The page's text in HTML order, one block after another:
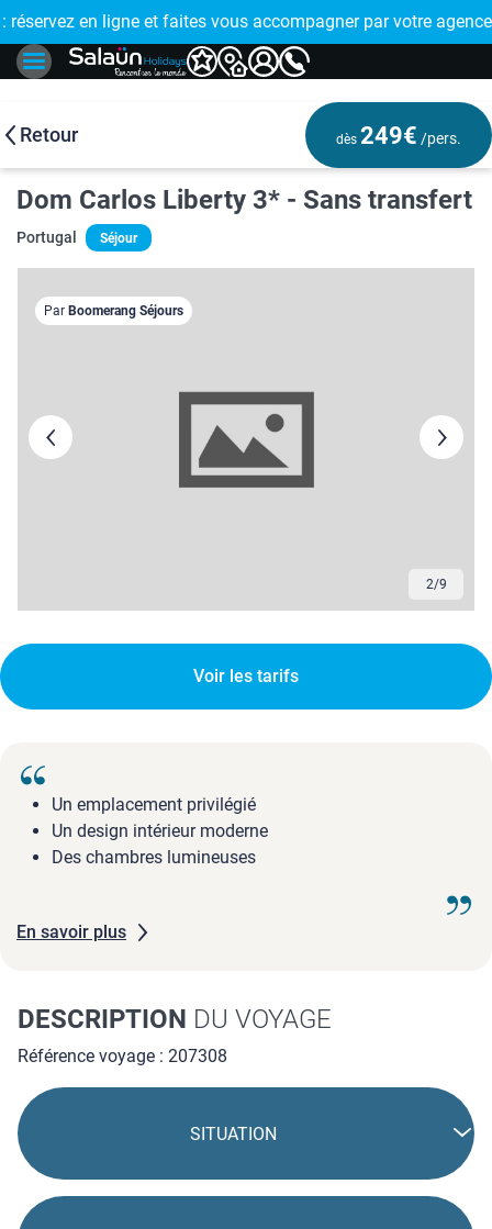
!
: réservez en ligne et faites vous accompagner par votre
🤩
Retour dès 249€ /pers.
Dom Carlos Liberty 3* - Sans transfert
Portugal Séjour
2/9
Par Boomerang Séjours
Voir les tarifs
Un emplacement privilégié
Un design intérieur moderne
Des chambres lumineuses
En savoir plus
DESCRIPTION DU VOYAGE
Référence voyage : 207308
SITUATION